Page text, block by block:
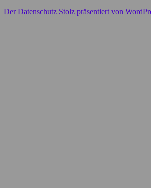
Der Datenschutz Stolz präsentiert von